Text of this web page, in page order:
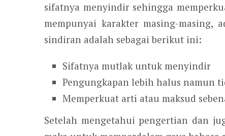
sifatnya menyindir sehingga
mempunyai karakter masing-masing,
sindiran adalah sebagai berikut ini:
Sifatnya mutlak untuk menyindir
Pengungkapan lebih halus namun
Memperkuat arti atau maksud
Setelah mengetahui pengertian dan